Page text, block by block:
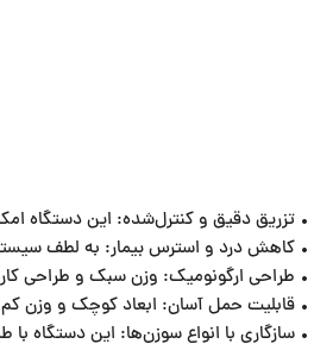
•⁠ ⁠تزریق دقیق و کنترل‌شده: این دستگاه
•⁠ ⁠کاهش درد و استرس بیمار: به لطف
•⁠ ⁠طراحی ارگونومیک: وزن سبک و طراحی
•⁠ ⁠قابلیت حمل آسان: ابعاد کوچک و وزن
•⁠ ⁠سازگاری با انواع سوزن‌ها: این دستگاه